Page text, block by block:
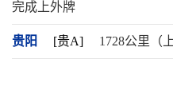
完成上外牌
贵阳 [贵A] 1728公里（